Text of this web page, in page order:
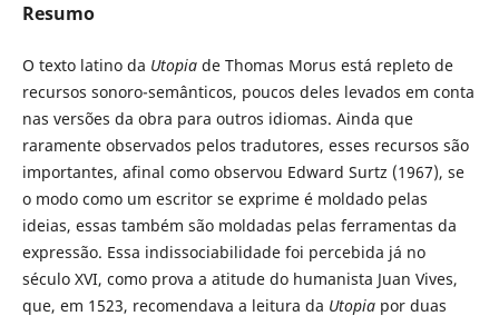
Resumo
O texto latino da Utopia de Thomas Morus está repleto de
recursos sonoro-semânticos, poucos deles levados em conta
nas versões da obra para outros idiomas. Ainda que
raramente observados pelos tradutores, esses recursos são
importantes, afinal como observou Edward Surtz (1967), se
o modo como um escritor se exprime é moldado pelas
ideias, essas também são moldadas pelas ferramentas da
expressão. Essa indissociabilidade foi percebida já no
século XVI, como prova a atitude do humanista Juan Vives,
que, em 1523, recomendava a leitura da Utopia por duas